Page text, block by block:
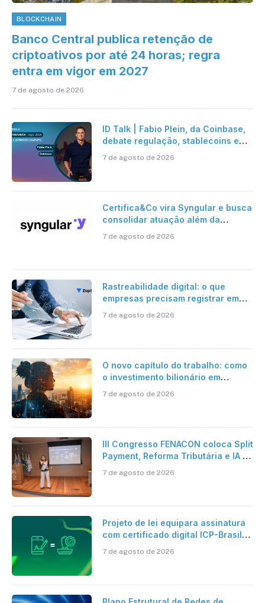
BLOCKCHAIN
Banco Central publica retenção de
criptoativos por até 24 horas; regra
entra em vigor em 2027
7 de agosto de 2026
ID Talk | Fabio Plein, da Coinbase,
debate regulação, stablecoins e
7 de agosto de 2026
Certifica&Co vira Syngular e busca
consolidar atuação além da
7 de agosto de 2026
Rastreabilidade digital: o que
empresas precisam registrar em
7 de agosto de 2026
O novo capítulo do trabalho: como
o investimento bilionário em
verdadeira era da inteligência
7 de agosto de 2026
III Congresso FENACON coloca Split
Payment, Reforma Tributária e IA no
7 de agosto de 2026
Projeto de lei equipara assinatura
com certificado digital ICP-Brasil
cartório
7 de agosto de 2026